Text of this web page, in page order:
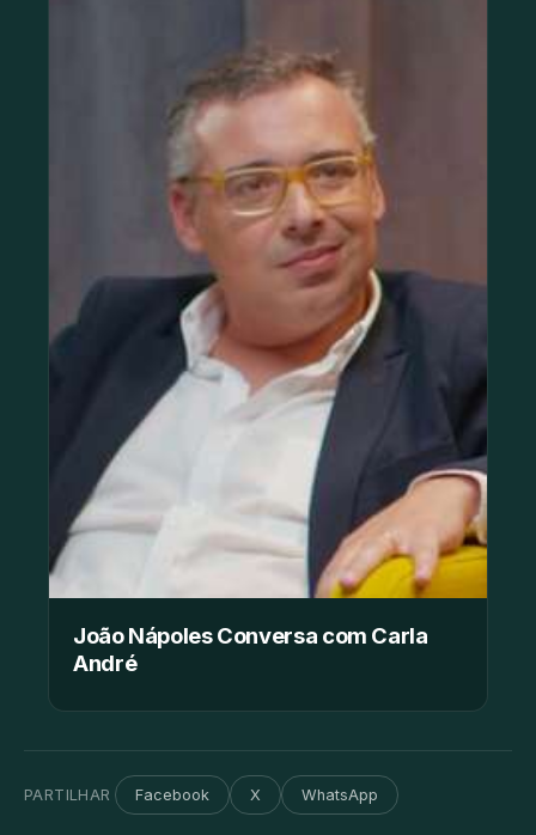
João Nápoles Conversa com Carla
André
PARTILHAR Facebook X WhatsApp